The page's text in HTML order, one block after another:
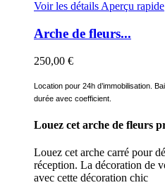
Voir les détails Aperçu rapide
Arche de fleurs...
250,00 €
Location pour 24h d’immobilisation.
durée avec coefficient.
Louez cet arche de fleurs
Louez cet arche carré pour
réception. La décoration de
avec cette décoration chic